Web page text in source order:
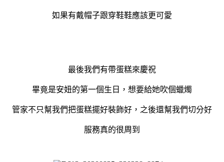
如果有戴帽子跟穿鞋鞋應該更可愛
最後我們有帶蛋糕來慶祝
畢竟是安妞的第一個生日，想要給她吹個蠟燭
管家不只幫我們把蛋糕擺好裝飾好，之後還幫我們切分好
服務真的很周到